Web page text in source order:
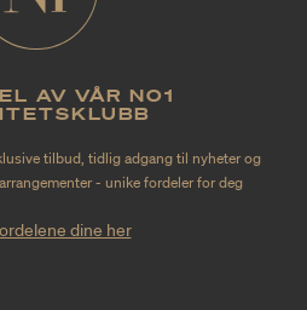
AV VÅR NO1
tilbud, tidlig adgang til nyheter og
- unike fordeler for deg
dine her